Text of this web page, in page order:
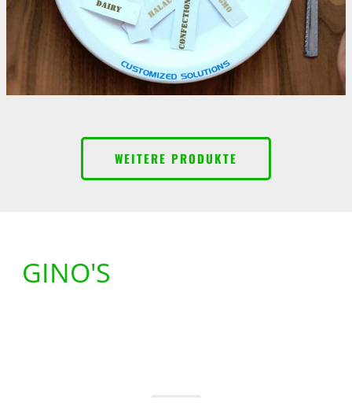
WEITERE PRODUKTE
GINO'S